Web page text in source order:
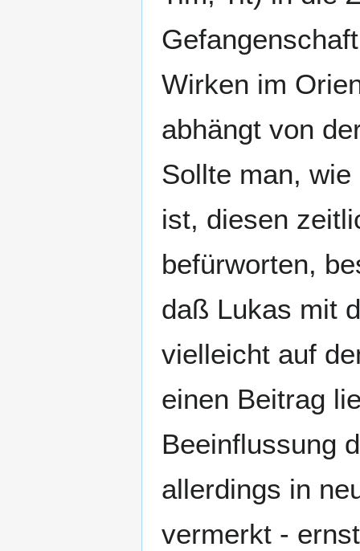
Wirken im
abhängt von
Sollte man,
ist, diesen
befürworten,
daß Lukas mit
vielleicht auf
einen Beitrag
Beeinflussung
allerdings in
vermerkt -